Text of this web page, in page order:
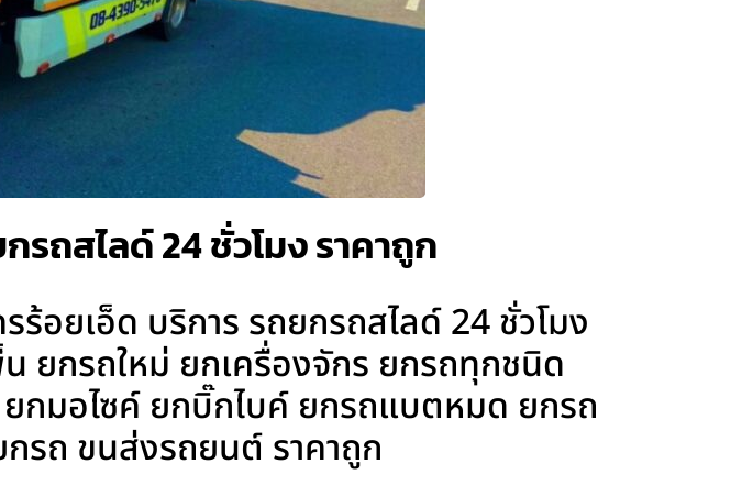
รถสไลด์ 24 ชั่วโมง ราคาถูก
อยเอ็ด บริการ รถยกรถสไลด์ 24 ชั่วโมง
ยกรถใหม่ ยกเครื่องจักร ยกรถทุกชนิด
กมอไซค์ ยกบิ๊กไบค์ ยกรถแบตหมด ยกรถ
รถ ขนส่งรถยนต์ ราคาถูก